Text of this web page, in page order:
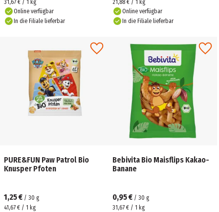
31,67 € / 1 kg
Online verfügbar
In die Filiale lieferbar
21,88 € / 1 kg
Online verfügbar
In die Filiale lieferbar
PURE&FUN Paw Patrol Bio
Knusper Pfoten
1,25 € / 30 g
41,67 € / 1 kg
Bebivita Bio Maisflips Kakao-
Banane
0,95 € / 30 g
31,67 € / 1 kg